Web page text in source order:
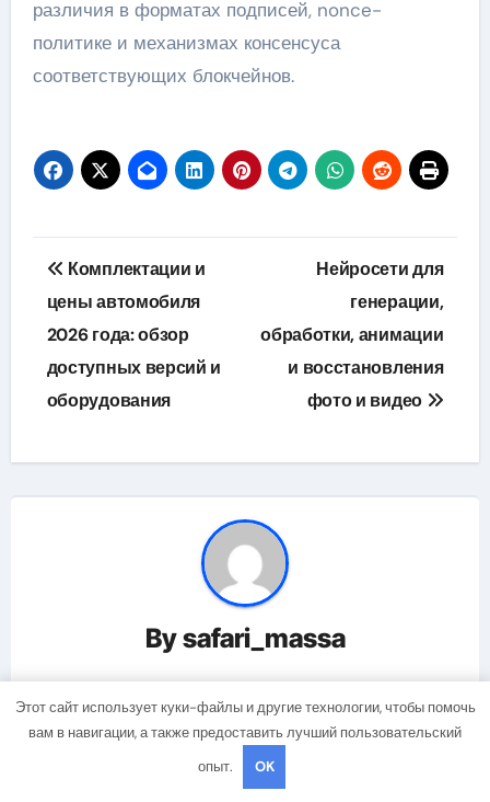
различия в форматах подписей, nonce-
политике и механизмах консенсуса
соответствующих блокчейнов.
Навигация
по
записям
Комплектации и
цены автомобиля
2026 года: обзор
доступных версий и
оборудования
Нейросети для
генерации,
обработки, анимации
и восстановления
фото и видео
Bysafari_massa
Этот сайт использует куки-файлы и другие технологии, чтобы помочь
вам в навигации, а также предоставить лучший пользовательский
опыт.
OK